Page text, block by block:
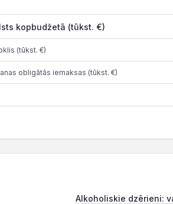
kopbudžetā (tūkst. €)
(tūkst. €)
obligātās iemaksas (tūkst. €)
Alkoholiskie dzērieni: